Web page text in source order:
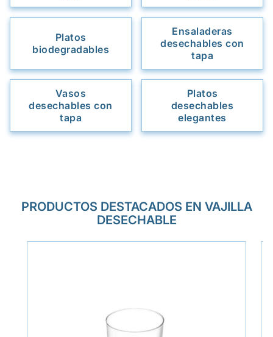
Platos
biodegradables
Ensaladeras
desechables con
tapa
Vasos
desechables con
tapa
Platos
desechables
elegantes
PRODUCTOS DESTACADOS EN VAJILLA
DESECHABLE